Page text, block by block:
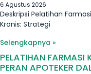
6 Agustus 2026
Deskripsi Pelatihan
Kronis: Strategi
Selengkapnya »
PELATIHAN FARMASI
PERAN APOTEKER